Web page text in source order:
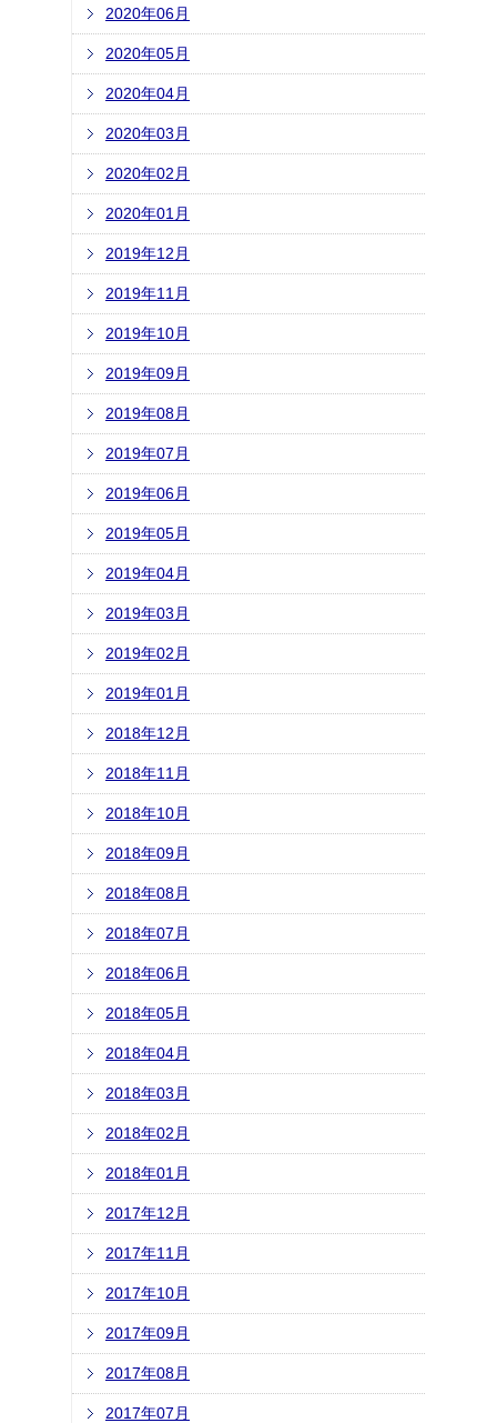
2020年06月
2020年05月
2020年04月
2020年03月
2020年02月
2020年01月
2019年12月
2019年11月
2019年10月
2019年09月
2019年08月
2019年07月
2019年06月
2019年05月
2019年04月
2019年03月
2019年02月
2019年01月
2018年12月
2018年11月
2018年10月
2018年09月
2018年08月
2018年07月
2018年06月
2018年05月
2018年04月
2018年03月
2018年02月
2018年01月
2017年12月
2017年11月
2017年10月
2017年09月
2017年08月
2017年07月